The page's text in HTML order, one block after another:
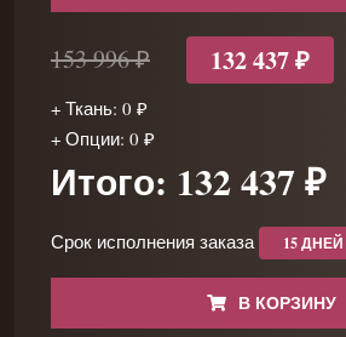
153 996 ₽ 132 437 ₽
+ Ткань: 0 ₽
+ Опции: 0 ₽
Итого: 132 437 ₽
Срок исполнения заказа 15 ДНЕЙ
В КОРЗИНУ